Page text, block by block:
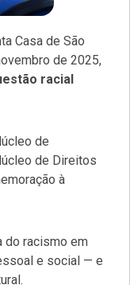
Casa de São
de 2025,
racial
de
de Direitos
à
do racismo em
e social — e